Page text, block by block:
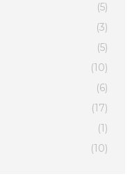
(5)
(3)
(5)
(10)
(6)
(17)
(1)
(10)